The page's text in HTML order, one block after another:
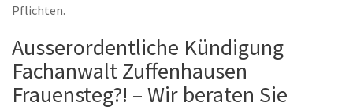
Pflichten.
Ausserordentliche Kündigung
Fachanwalt Zuffenhausen
Frauensteg?! – Wir beraten Sie